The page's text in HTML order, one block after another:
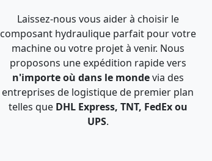
Laissez-nous vous aider à choisir le
composant hydraulique parfait pour votre
machine ou votre projet à venir. Nous
proposons une expédition rapide vers
n'importe où dans le mondevia des
entreprises de logistique de premier plan
telles que DHL Express, TNT, FedEx ou
UPS.